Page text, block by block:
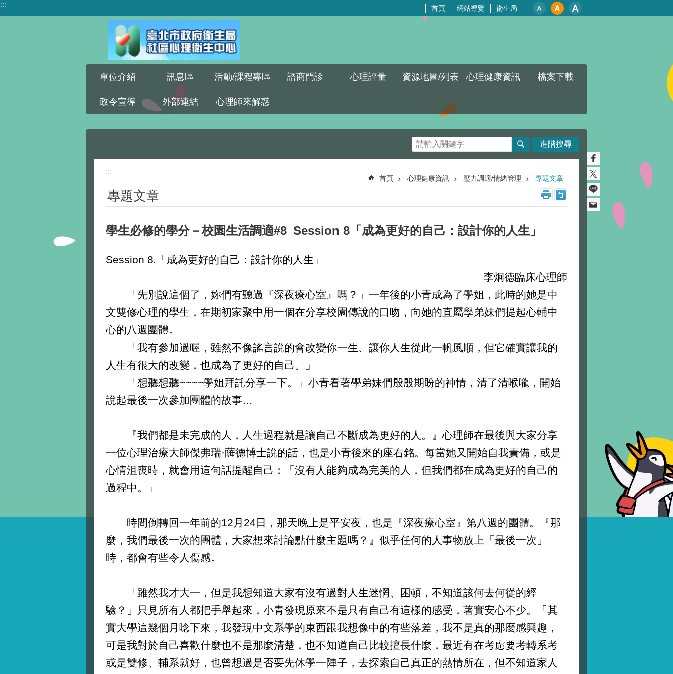
跳到主要內容區塊
::: 首頁 網站導覽 衛生局
單位介紹 訊息區 活動/課程專區 諮商門診 心理評量 資源地圖/列表 心理健康資訊 檔案下載
政令宣導 外部連結 心理師來解惑
進階搜尋
:::
首頁 心理健康資訊 壓力調適/情緒管理 專題文章
專題文章
學生必修的學分－校園生活調適#8_Session 8「成為更好的自己：設計你的人生」
Session 8.「成為更好的自己：設計你的人生」
李炯德臨床心理師
「先別說這個了，妳們有聽過『深夜療心室』嗎？」一年後的小青成為了學姐，此時的她是中
文雙修心理的學生，在期初家聚中用一個在分享校園傳說的口吻，向她的直屬學弟妹們提起心輔中
心的八週團體。
「我有參加過喔，雖然不像謠言說的會改變你一生、讓你人生從此一帆風順，但它確實讓我的
人生有很大的改變，也成為了更好的自己。」
「想聽想聽~~~~學姐拜託分享一下。」小青看著學弟妹們殷殷期盼的神情，清了清喉嚨，開始
說起最後一次參加團體的故事…
『我們都是未完成的人，人生過程就是讓自己不斷成為更好的人。』心理師在最後與大家分享
一位心理治療大師傑弗瑞·薩德博士說的話，也是小青後來的座右銘。每當她又開始自我責備，或是
心情沮喪時，就會用這句話提醒自己：「沒有人能夠成為完美的人，但我們都在成為更好的自己的
過程中。」
時間倒轉回一年前的12月24日，那天晚上是平安夜，也是『深夜療心室』第八週的團體。『那
麼，我們最後一次的團體，大家想來討論點什麼主題嗎？』似乎任何的人事物放上「最後一次」
時，都會有些令人傷感。
「雖然我才大一，但是我想知道大家有沒有過對人生迷惘、困頓，不知道該何去何從的經
驗？」只見所有人都把手舉起來，小青發現原來不是只有自己有這樣的感受，著實安心不少。「其
實大學這幾個月唸下來，我發現中文系學的東西跟我想像中的有些落差，我不是真的那麼感興趣，
可是我對於自己喜歡什麼也不是那麼清楚，也不知道自己比較擅長什麼，最近有在考慮要考轉系考
或是雙修、輔系就好，也曾想過是否要先休學一陣子，去探索自己真正的熱情所在，但不知道家人